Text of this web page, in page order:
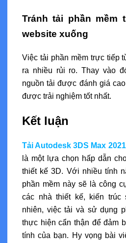
Tránh tải phần mềm
website xuống
Việc tải phần mềm trực tiếp
ra nhiều rủi ro. Thay vào
nguồn tải được đánh giá
được trải nghiệm tốt nhất.
Kết luận
Tải Autodesk 3DS Max
là một lựa chọn hấp dẫn
thiết kế 3D. Với nhiều tính
phần mềm này sẽ là công
các nhà thiết kế, kiến trúc
nhiên, việc tải và sử dụng
thực hiện cẩn thận để đảm
tính của bạn. Hy vọng bài